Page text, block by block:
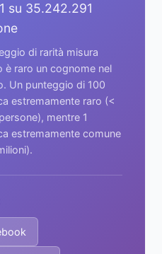
su 35.242.291
di rarità misura
è raro un cognome nel
Un punteggio di 100
estremamente raro (<
mentre 1
estremamente comune